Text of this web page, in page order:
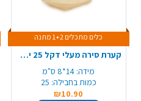
כלים מתכלים 1+2 מתנה
קערת סירה מעלי דקל 25 יח' 140 מ"מ - בינוני
מידה: 14*8 ס"מ
כמות בחבילה: 25
₪10.90